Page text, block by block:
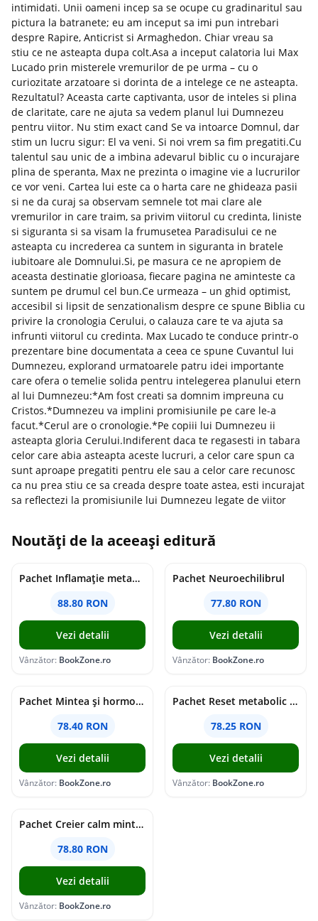
intimidati. Unii oameni incep sa se ocupe cu gradinaritul sau
pictura la batranete; eu am inceput sa imi pun intrebari
despre Rapire, Anticrist si Armaghedon. Chiar vreau sa
stiu ce ne asteapta dupa colt.Asa a inceput calatoria lui Max
Lucado prin misterele vremurilor de pe urma – cu o
curiozitate arzatoare si dorinta de a intelege ce ne asteapta.
Rezultatul? Aceasta carte captivanta, usor de inteles si plina
de claritate, care ne ajuta sa vedem planul lui Dumnezeu
pentru viitor. Nu stim exact cand Se va intoarce Domnul, dar
stim un lucru sigur: El va veni. Si noi vrem sa fim pregatiti.Cu
talentul sau unic de a imbina adevarul biblic cu o incurajare
plina de speranta, Max ne prezinta o imagine vie a lucrurilor
ce vor veni. Cartea lui este ca o harta care ne ghideaza pasii
si ne da curaj sa observam semnele tot mai clare ale
vremurilor in care traim, sa privim viitorul cu credinta, liniste
si siguranta si sa visam la frumusetea Paradisului ce ne
asteapta cu increderea ca suntem in siguranta in bratele
iubitoare ale Domnului.Si, pe masura ce ne apropiem de
aceasta destinatie glorioasa, fiecare pagina ne aminteste ca
suntem pe drumul cel bun.Ce urmeaza – un ghid optimist,
accesibil si lipsit de senzationalism despre ce spune Biblia cu
privire la cronologia Cerului, o calauza care te va ajuta sa
infrunti viitorul cu credinta. Max Lucado te conduce printr-o
prezentare bine documentata a ceea ce spune Cuvantul lui
Dumnezeu, explorand urmatoarele patru idei importante
care ofera o temelie solida pentru intelegerea planului etern
al lui Dumnezeu:*Am fost creati sa domnim impreuna cu
Cristos.*Dumnezeu va implini promisiunile pe care le-a
facut.*Cerul are o cronologie.*Pe copiii lui Dumnezeu ii
asteapta gloria Cerului.Indiferent daca te regasesti in tabara
celor care abia asteapta aceste lucruri, a celor care spun ca
sunt aproape pregatiti pentru ele sau a celor care recunosc
ca nu prea stiu ce sa creada despre toate astea, esti incurajat
sa reflectezi la promisiunile lui Dumnezeu legate de viitor
Noutăți de la aceeași editură
Pachet Inflamație metabolism și creier
88.80 RON
Vezi detalii
Vânzător: BookZone.ro
Pachet Neuroechilibrul
77.80 RON
Vezi detalii
Vânzător: BookZone.ro
Pachet Mintea și hormonii tăi
78.40 RON
Vezi detalii
Vânzător: BookZone.ro
Pachet Reset metabolic complet
78.25 RON
Vezi detalii
Vânzător: BookZone.ro
Pachet Creier calm minte puternică
78.80 RON
Vezi detalii
Vânzător: BookZone.ro